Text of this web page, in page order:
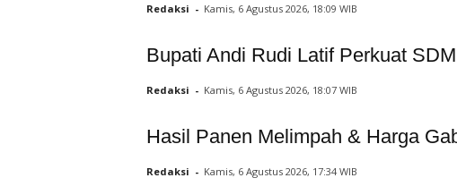
Redaksi - Kamis, 6 Agustus 2026, 18:09 WIB
Bupati Andi Rudi Latif Perkuat
Redaksi - Kamis, 6 Agustus 2026, 18:07 WIB
Hasil Panen Melimpah & Harga
Redaksi - Kamis, 6 Agustus 2026, 17:34 WIB